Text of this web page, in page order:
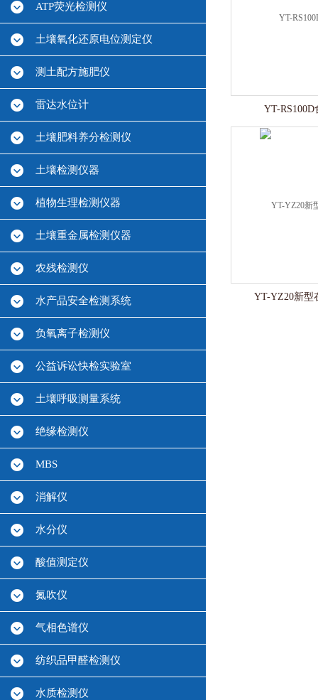
ATP荧光检测仪
土壤氧化还原电位测定仪
测土配方施肥仪
雷达水位计
土壤肥料养分检测仪
土壤检测仪器
植物生理检测仪器
土壤重金属检测仪器
农残检测仪
水产品安全检测系统
负氧离子检测仪
公益诉讼快检实验室
土壤呼吸测量系统
绝缘检测仪
MBS
消解仪
水分仪
酸值测定仪
氮吹仪
气相色谱仪
纺织品甲醛检测仪
水质检测仪
YT-
YT-YZ20新型